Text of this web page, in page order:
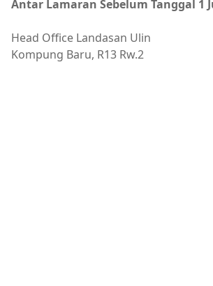
Antar Lamaran Sebelum Tanggal 1
Head Office Landasan Ulin
Kompung Baru, R13 Rw.2